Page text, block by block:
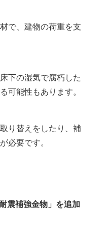
で、建物の荷重を支
下の湿気で腐朽した
可能性もあります。
り替えをしたり、補
必要です。
補強金物」を追加